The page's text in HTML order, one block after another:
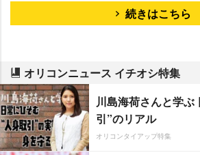
続きはこちら
オリコンニュース イチオシ特集
川島海荷さんと学ぶ
引”のリアル
オリコンタイアップ特集